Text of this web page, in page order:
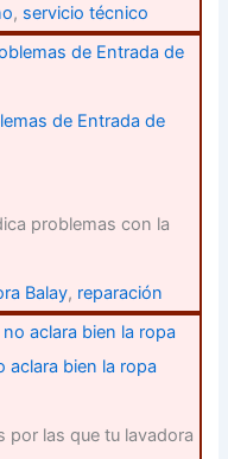
, servicio técnico
de Entrada de
problemas con la
Balay, reparación
aclara bien la ropa
por las que tu lavadora